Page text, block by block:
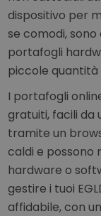
dispositivo per
se comodi,
portafogli
piccole quantità
I portafogli
gratuiti, facili da
tramite un
caldi e possono
hardware o
gestire i tuoi
affidabile, con